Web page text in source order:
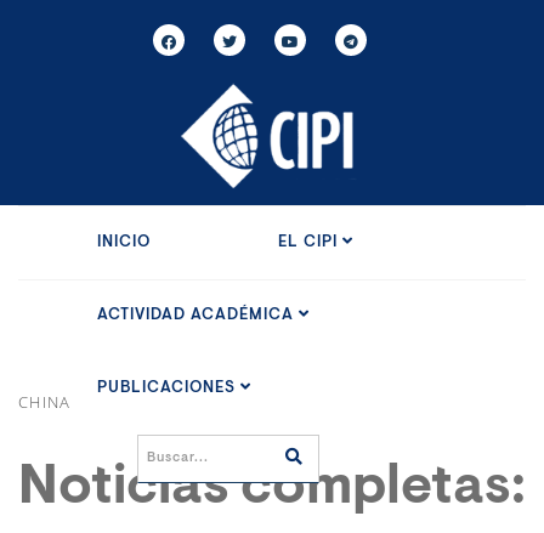
INICIO EL CIPI
ACTIVIDAD ACADÉMICA
PUBLICACIONES
CHINA
Noticias completas: